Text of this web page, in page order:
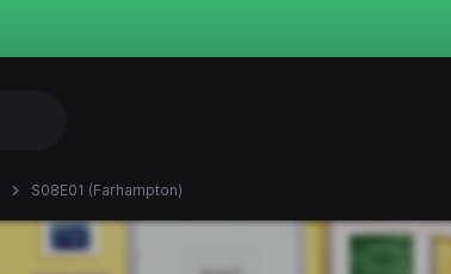
S08E01 (Farhampton)